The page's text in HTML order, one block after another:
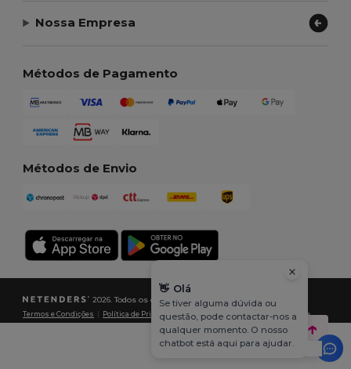
Nossa Empresa
Métodos de Pagamento
Métodos de Envio
2026. Todos os direitos reservados
Termos e Condições Política de Privacidade|Política de cookies| Mapa do Site
👋 Olá
Se tiver alguma dúvida ou
questão, pode contactar-nos a
qualquer momento. O nosso
chatbot está aqui para ajudar.